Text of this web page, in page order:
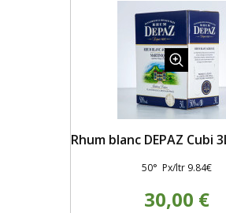
Rhum blanc DEPAZ Cubi
50° Px/ltr 9.84€
30,00 €